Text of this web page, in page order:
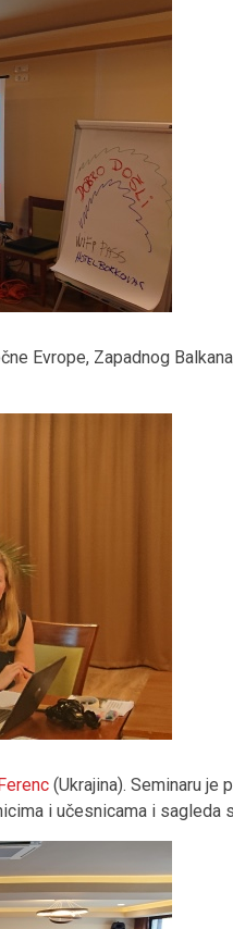
Evrope, Zapadnog
(Ukrajina). Seminaru je
i učesnicama i sagleda